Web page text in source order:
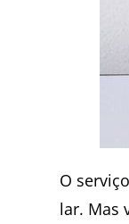
O
lar. Mas